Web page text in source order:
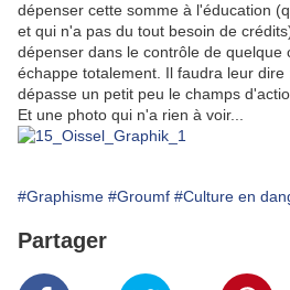
dépenser cette somme à l'éducation
et qui n'a pas du tout besoin de
dépenser dans le contrôle de quelque
échappe totalement. Il faudra leur
dépasse un petit peu le champs
Et une photo qui n'a rien à voir...
#Graphisme #Groumf #Culture en
Partager